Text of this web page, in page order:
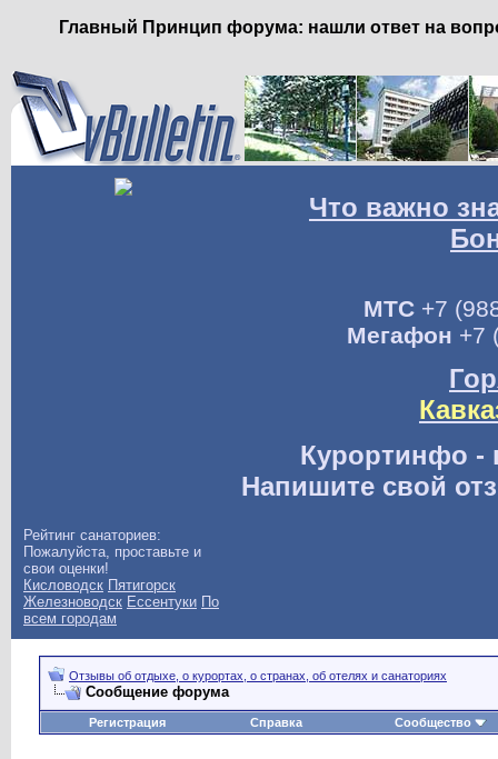
Главный Принцип форума: нашли ответ на
Что важно
МТС+7
Мегафон +7
Курортинфо -
Напишите свой
Рейтинг санаториев:
Пожалуйста, проставьте и
свои оценки!
Кисловодск Пятигорск
Железноводск Ессентуки По
всем городам
Отзывы об отдыхе, о курортах, о странах, об отелях и санаториях
Сообщение форума
Регистрация Справка Сообщество